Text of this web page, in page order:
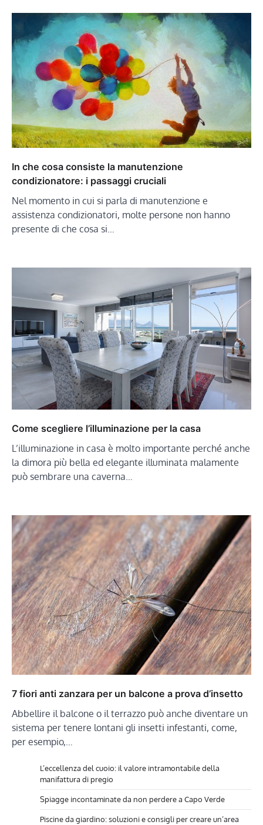
In che cosa consiste la manutenzione
condizionatore: i passaggi cruciali
Nel momento in cui si parla di manutenzione e
assistenza condizionatori, molte persone non hanno
presente di che cosa si…
Come scegliere l’illuminazione per la casa
L’illuminazione in casa è molto importante perché anche
la dimora più bella ed elegante illuminata malamente
può sembrare una caverna…
7 fiori anti zanzara per un balcone a prova d’insetto
Abbellire il balcone o il terrazzo può anche diventare un
sistema per tenere lontani gli insetti infestanti, come,
per esempio,…
L’eccellenza del cuoio: il valore intramontabile della
manifattura di pregio
Spiagge incontaminate da non perdere a Capo Verde
Piscine da giardino: soluzioni e consigli per creare un’area